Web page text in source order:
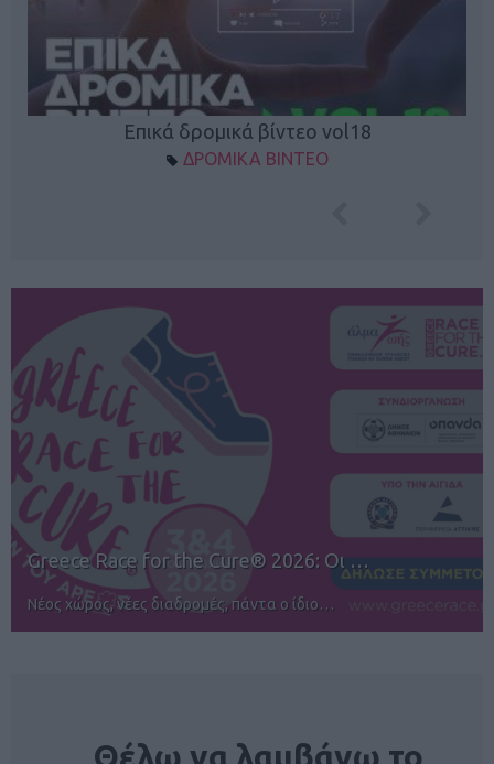
Επικά δρομικά βίντεο vol18
ΔΡΟΜΙΚΑ ΒΙΝΤΕΟ
12ος TUI Rhodes Marathon: Άνοιγμα ε…
Αγώνες για όλους στην Ρόδο